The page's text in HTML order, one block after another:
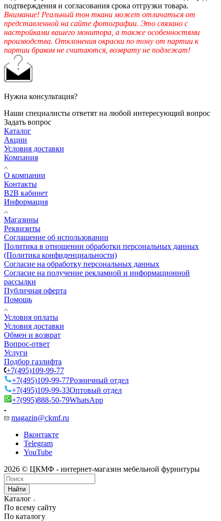
подтверждения и согласования срока отгрузки товара.
Внимание! Реальный тон ткани может отличаться от
представленной на сайте фотографии. Это связано с
настройками вашего монитора, а также особенностями
производства. Отклонения окраски по тону от партии к
партии браком не считаются, возврату не подлежат!
Нужна консультация?
Наши специалисты ответят на любой интересующий вопрос
Задать вопрос
Каталог
Акции
Условия доставки
Компания
О компании
Контакты
B2B кабинет
Информация
Магазины
Реквизиты
Соглашение об использовании
Политика в отношении обработки персональных данных
(Политика конфиденциальности)
Согласие на обработку персональных данных
Согласие на получение рекламной и информационной
рассылки
Публичная оферта
Помощь
Условия оплаты
Условия доставки
Обмен и возврат
Вопрос-ответ
Услуги
Подбор газлифта
+7(495)109-99-77
+7(495)109-99-77Розничный отдел
+7(495)109-99-33Оптовый отдел
+7(995)888-50-79WhatsApp
magazin@ckmf.ru
Вконтакте
Telegram
YouTube
2026 © ЦКМФ - интернет-магазин мебельной фурнитуры
Найти
Каталог
По всему сайту
По каталогу